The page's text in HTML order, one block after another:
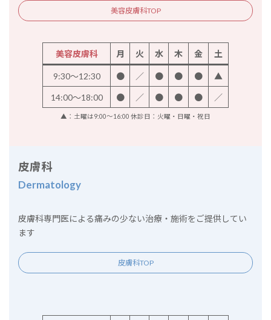
美容皮膚科TOP
美容皮膚科 月 火 水 木 金 土
9:30～12:30 ● ／ ● ● ● ▲
14:00～18:00 ● ／ ● ● ● ／
▲：土曜は9:00～16:00 休診日：火曜・日曜・祝日
皮膚科
Dermatology
皮膚科専門医による痛みの少ない治療・施術をご提供してい
ます
皮膚科TOP